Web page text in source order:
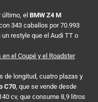
el BMW Z4 M
343 caballos por 70.993
restyle que el Audi TT o
el Coupé y el Roadster
de longitud, cuatro plazas y
C70 , que se vende desde
cv, que consume 8,9 litros